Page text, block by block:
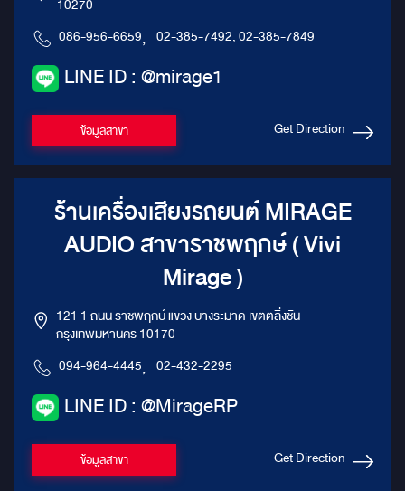
10270
086-956-6659, 02-385-7492, 02-385-7849
LINE ID : @mirage1
ข้อมูลสาขา Get Direction
ร้านเครื่องเสียงรถยนต์ MIRAGE
AUDIO สาขาราชพฤกษ์ ( Vivi
Mirage )
121 1 ถนน ราชพฤกษ์ แขวง บางระมาด เขตตลิ่งชัน
กรุงเทพมหานคร 10170
094-964-4445, 02-432-2295
LINE ID : @MirageRP
ข้อมูลสาขา Get Direction